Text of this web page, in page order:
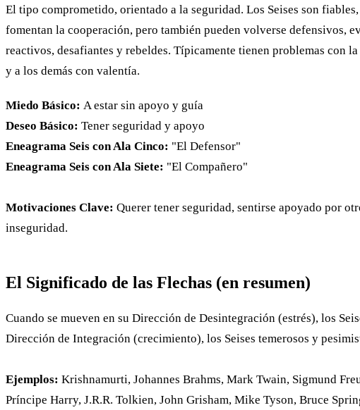
El tipo comprometido, orientado a la seguridad. Los Seises son
fomentan la cooperación, pero también pueden volverse defensivos,
reactivos, desafiantes y rebeldes. Típicamente tienen problemas con
y a los demás con valentía.
Miedo Básico: A estar sin apoyo y guía
Deseo Básico: Tener seguridad y apoyo
Eneagrama Seis con Ala Cinco: "El Defensor"
Eneagrama Seis con Ala Siete: "El Compañero"
Motivaciones Clave: Querer tener seguridad, sentirse apoyado por
inseguridad.
El Significado de las Flechas (en resumen)
Cuando se mueven en su Dirección de Desintegración (estrés), los
Dirección de Integración (crecimiento), los Seises temerosos y
Ejemplos: Krishnamurti, Johannes Brahms, Mark Twain, Sigmund
Príncipe Harry, J.R.R. Tolkien, John Grisham, Mike Tyson, Bruce